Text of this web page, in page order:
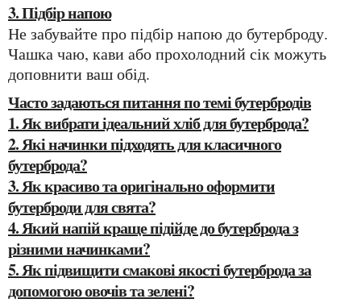
3. Підбір напою
Не забувайте про підбір напою до бутерброду.
Чашка чаю, кави або прохолодний сік можуть
доповнити ваш обід.
Часто задаються питання по темі бутербродів
1. Як вибрати ідеальний хліб для бутерброда?
2. Які начинки підходять для класичного
бутерброда?
3. Як красиво та оригінально оформити
бутерброди для свята?
4. Який напій краще підійде до бутерброда з
різними начинками?
5. Як підвищити смакові якості бутерброда за
допомогою овочів та зелені?